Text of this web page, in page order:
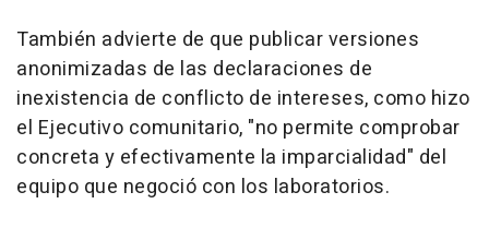
También advierte de que publicar versiones
anonimizadas de las declaraciones de
inexistencia de conflicto de intereses, como hizo
el Ejecutivo comunitario, "no permite comprobar
concreta y efectivamente la imparcialidad" del
equipo que negoció con los laboratorios.